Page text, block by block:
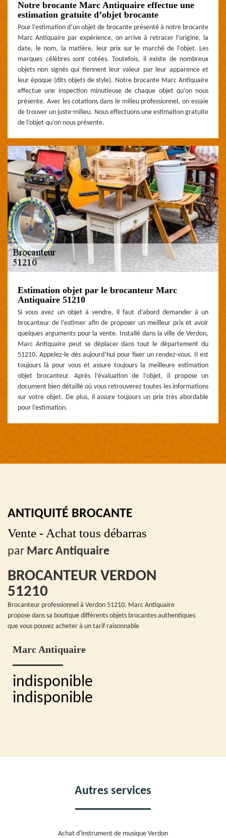
Notre brocante Marc Antiquaire effectue une
estimation gratuite d’objet brocante
Pour l’estimation d’un objet de brocante présenté à notre brocante
Marc Antiquaire par expérience, on arrive à retracer l’origine, la
date, le nom, la matière, leur prix sur le marché de l’objet. Les
marques célèbres sont cotées. Toutefois, il existe de nombreux
objets non signés qui tiennent leur valeur par leur apparence et
leur époque (dits objets de style). Notre brocante Marc Antiquaire
effectue une inspection minutieuse de chaque objet qu’on nous
présente. Avec les cotations dans le milieu professionnel, on essaie
de trouver un juste-milieu. Nous effectuons une estimation gratuite
de l’objet qu’on nous présente.
Estimation objet par le brocanteur Marc
Antiquaire 51210
Si vous avez un objet à vendre, il faut d’abord demander à un
brocanteur de l’estimer afin de proposer un meilleur prix et avoir
quelques arguments pour la vente. Installé dans la ville de Verdon,
Marc Antiquaire peut se déplacer dans tout le département du
51210. Appelez-le dès aujourd’hui pour fixer un rendez-vous. Il est
toujours là pour vous et assure toujours la meilleure estimation
objet brocanteur. Après l’évaluation de l’objet, il propose un
document bien détaillé où vous retrouverez toutes les informations
sur votre objet. De plus, il assure toujours un prix très abordable
pour l’estimation.
ANTIQUITÉ BROCANTE
Vente - Achat tous débarras
par Marc Antiquaire
BROCANTEUR VERDON
51210
Brocanteur professionnel à Verdon 51210, Marc Antiquaire
propose dans sa boutique différents objets brocantes authentiques
que vous pouvez acheter à un tarif raisonnable
Marc Antiquaire
indisponible
indisponible
Autres services
Achat d'instrument de musique Verdon